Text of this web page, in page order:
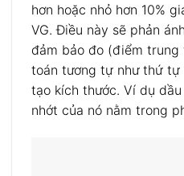
hơn hoặc nhỏ hơn 10%
VG. Điều này sẽ phản
đảm bảo đo (điểm
toán tương tự như thứ
tạo kích thước. Ví dụ
nhớt của nó nằm trong